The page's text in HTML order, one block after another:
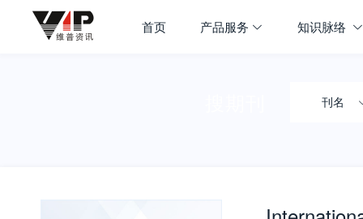
首页 产品服务 知识脉络
刊名